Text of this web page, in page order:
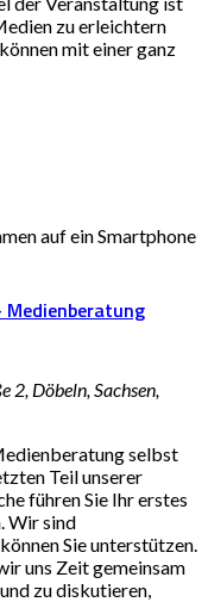
zu erleichtern
mit einer ganz
2, Döbeln, Sachsen,
selbst
Teil unserer
führen Sie Ihr erstes
Wir sind
Sie unterstützen.
uns Zeit gemeinsam
zu diskutieren,